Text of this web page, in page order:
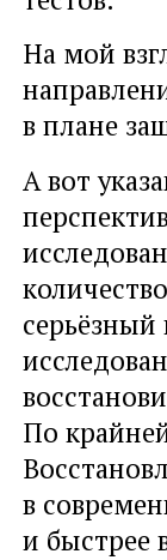
На мой
в плане
А вот
По
в
и быстрее